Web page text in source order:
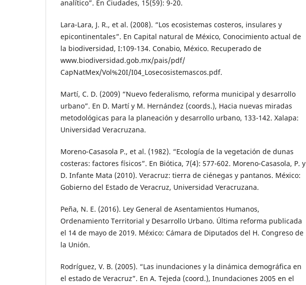
analítico”. En Ciudades, 15(59): 9-20.
Lara-Lara, J. R., et al. (2008). “Los ecosistemas costeros, insulares y
epicontinentales”. En Capital natural de México, Conocimiento actual de
la biodiversidad, I:109-134. Conabio, México. Recuperado de
www.biodiversidad.gob.mx/pais/pdf/
CapNatMex/Vol%20I/I04_Losecosistemascos.pdf.
Martí, C. D. (2009) “Nuevo federalismo, reforma municipal y desarrollo
urbano”. En D. Martí y M. Hernández (coords.), Hacia nuevas miradas
metodológicas para la planeación y desarrollo urbano, 133-142. Xalapa:
Universidad Veracruzana.
Moreno-Casasola P., et al. (1982). “Ecología de la vegetación de dunas
costeras: factores físicos”. En Biótica, 7(4): 577-602. Moreno-Casasola, P. y
D. Infante Mata (2010). Veracruz: tierra de ciénegas y pantanos. México:
Gobierno del Estado de Veracruz, Universidad Veracruzana.
Peña, N. E. (2016). Ley General de Asentamientos Humanos,
Ordenamiento Territorial y Desarrollo Urbano. Última reforma publicada
el 14 de mayo de 2019. México: Cámara de Diputados del H. Congreso de
la Unión.
Rodríguez, V. B. (2005). “Las inundaciones y la dinámica demográfica en
el estado de Veracruz”. En A. Tejeda (coord.), Inundaciones 2005 en el